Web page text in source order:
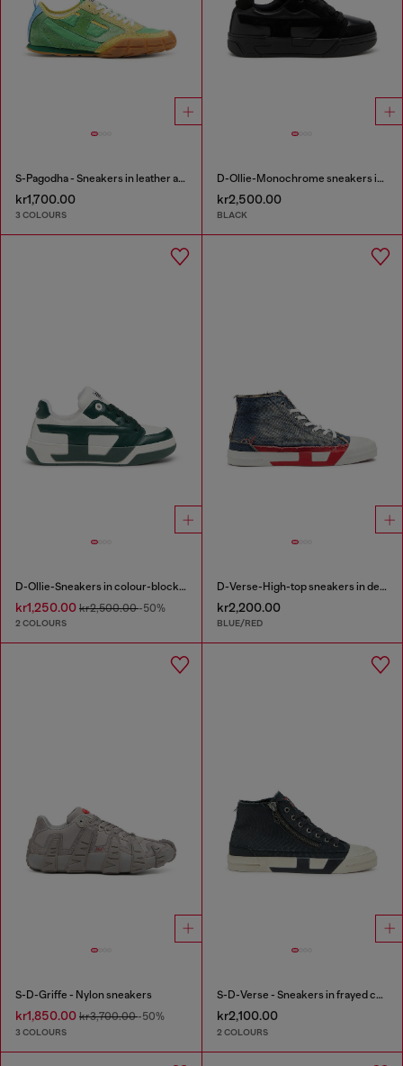
S-Pagodha - Sneakers in leather and nylon
kr1,700.00
3 COLOURS
D-Ollie-Monochrome sneakers in suede and leather
kr2,500.00
BLACK
D-Ollie-Sneakers in colour-block leather
kr1,250.00 kr2,500.00-50%
2 COLOURS
D-Verse-High-top sneakers in denim with D logo
kr2,200.00
BLUE/RED
S-D-Griffe - Nylon sneakers
kr1,850.00 kr3,700.00-50%
3 COLOURS
S-D-Verse - Sneakers in frayed canvas with D logo
kr2,100.00
2 COLOURS